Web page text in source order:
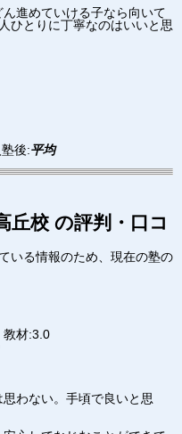
進めていける子なら向いて
ひとりに丁寧なのはいいと思
塾後:平均
丘校 の評判・口コ
いる情報のため、現在の塾の
教材:3.0
わない。手頃で良いと思